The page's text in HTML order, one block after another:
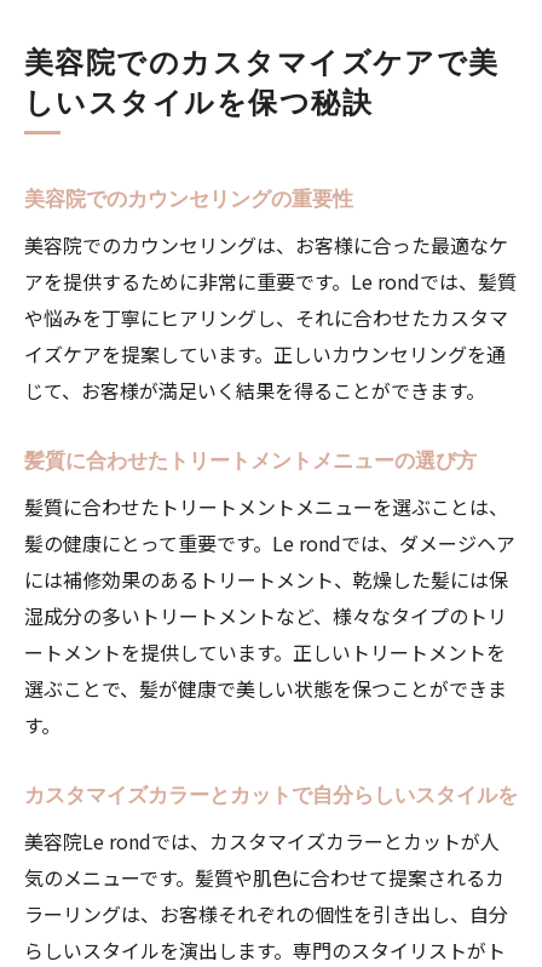
美容院でのアドバイスを活かした日常ケア
プロの美容院が教える季節ごとのヘアケアのポ
春のヘアケア - 紫外線対策と保湿
秋のヘアケア - 抜け毛対策とケア方法
冬のヘアケア - 乾燥と静電気対策
季節ごとのカラーチェンジのコツ
季節に合わせたヘアスタイルの提案
美容院でのカスタマイズケアで美
しいスタイルを保つ秘訣
美容院でのカウンセリングの重要性
美容院でのカウンセリングは、お客様に合った最適なケ
アを提供するために非常に重要です。Le rondでは、髪質
や悩みを丁寧にヒアリングし、それに合わせたカスタマ
イズケアを提案しています。正しいカウンセリングを通
じて、お客様が満足いく結果を得ることができます。
髪質に合わせたトリートメントメニューの選び方
髪質に合わせたトリートメントメニューを選ぶことは、
髪の健康にとって重要です。Le rondでは、ダメージヘア
には補修効果のあるトリートメント、乾燥した髪には保
湿成分の多いトリートメントなど、様々なタイプのトリ
ートメントを提供しています。正しいトリートメントを
選ぶことで、髪が健康で美しい状態を保つことができま
す。
カスタマイズカラーとカットで自分らしいスタイルを
美容院Le rondでは、カスタマイズカラーとカットが人
気のメニューです。髪質や肌色に合わせて提案されるカ
ラーリングは、お客様それぞれの個性を引き出し、自分
らしいスタイルを演出します。専門のスタイリストがト